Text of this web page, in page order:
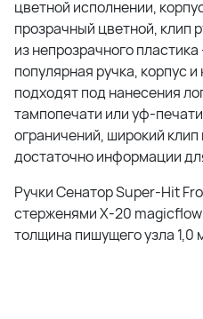
цветной исполнении,
прозрачный цветной, клип
из непрозрачного
популярная ручка, корпус
подходят под нанесения
тампопечати или уф-
ограничений, широкий
достаточно информации
Ручки Сенатор Super-Hit
стерженями X-20
толщина пишущего узла 1,0